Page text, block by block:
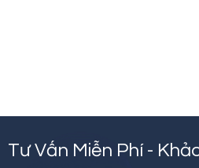
Tư Vấn Miễn Phí -